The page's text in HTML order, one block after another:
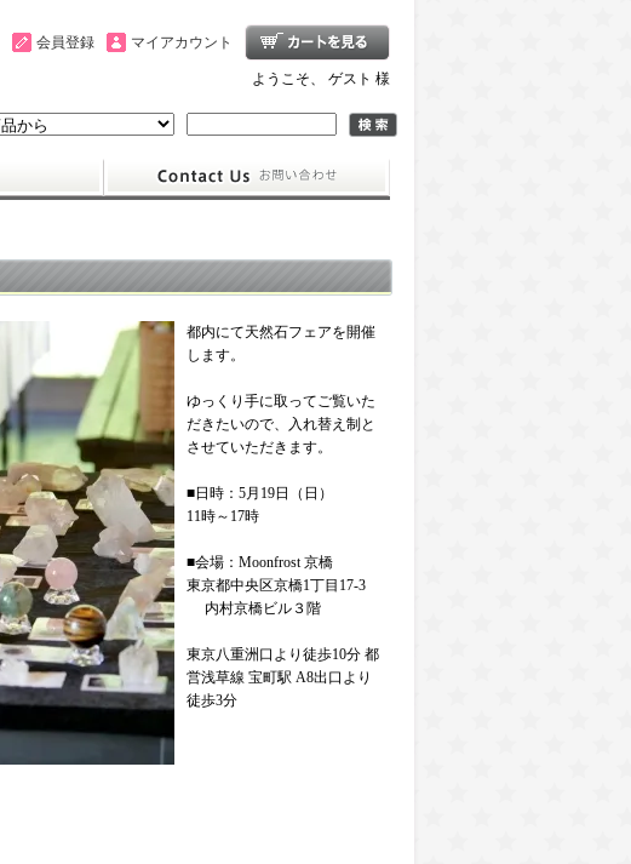
マイアカウント
会員登録
ようこそ、 ゲスト 様
都内にて天然石フェアを開催
します。
ゆっくり手に取ってご覧いた
だきたいので、入れ替え制と
させていただきます。
■日時：5月19日（日）
11時～17時
■会場：Moonfrost 京橋
東京都中央区京橋1丁目17-3
内村京橋ビル３階
東京八重洲口より徒歩10分 都
営浅草線 宝町駅 A8出口より
徒歩3分